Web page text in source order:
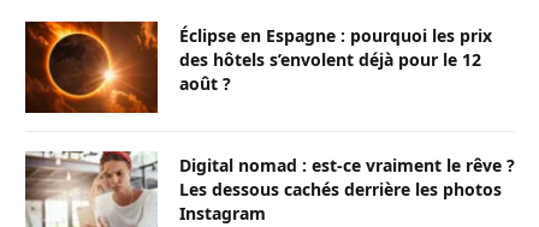
Éclipse en Espagne : pourquoi les prix
des hôtels s’envolent déjà pour le 12
août ?
Digital nomad : est-ce vraiment le rêve ?
Les dessous cachés derrière les photos
Instagram